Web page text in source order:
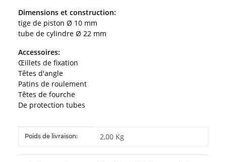
Dimensions et construction:
tige de piston Ø 10 mm
tube de cylindre Ø 22 mm
Accessoires:
Œillets de fixation
Têtes d'angle
Patins de roulement
Têtes de fourche
De protection tubes
#productDetails.itemInformation#
#productDetails.itemValue#
Poids de livraison: 2,00 Kg